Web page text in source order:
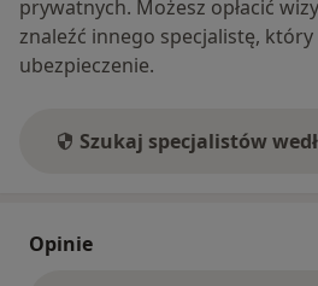
prywatnych. Możesz opłacić
znaleźć innego specjalistę,
ubezpieczenie.
Szukaj specjalistów
Opinie